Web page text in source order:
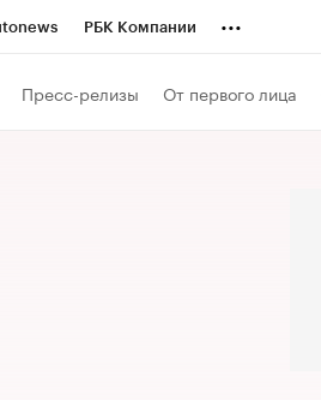
РБК Компании ...
Пресс-релизы От первого лица